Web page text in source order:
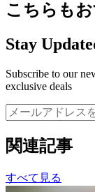
こちらも
Stay
Subscribe to our
exclusive deals
関連記事
すべて見る